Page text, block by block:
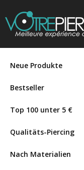
Neue Produkte
Bestseller
Top 100 unter 5 €
Qualitäts-Piercing
Nach Materialien